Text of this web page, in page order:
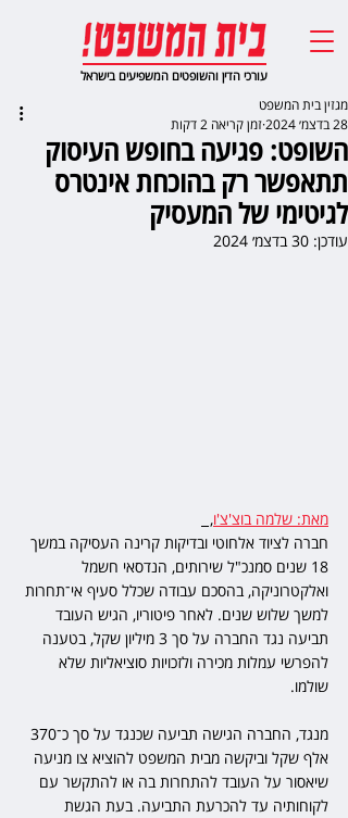
עורכי הדין והשופטים המשפיעים בישראל
השופט: פגיעה בחופש העיסוק
תתאפשר רק בהוכחת אינטרס
לגיטימי של המעסיק
מגזין בית המשפט
28 בדצמ׳ 2024
זמן קריאה 2 דקות
עודכן: 30 בדצמ׳ 2024
מאת: שלמה בוצ'צ'ו,
חברה לציוד אלחוטי ובדיקות קרינה העסיקה במשך
18 שנים סמנכ"ל שירותים, הנדסאי חשמל
ואלקטרוניקה, בהסכם עבודה שכלל סעיף אי־תחרות
למשך שלוש שנים. לאחר פיטוריו, הגיש העובד
תביעה נגד החברה על סך 3 מיליון שקל, בטענה
להפרשי עמלות מכירה ולזכויות סוציאליות שלא
שולמו.
אלף שקל וביקשה מבית המשפט להוציא צו מניעה
שיאסור על העובד להתחרות בה או להתקשר עם
לקוחותיה עד להכרעת התביעה. בעת הגשת